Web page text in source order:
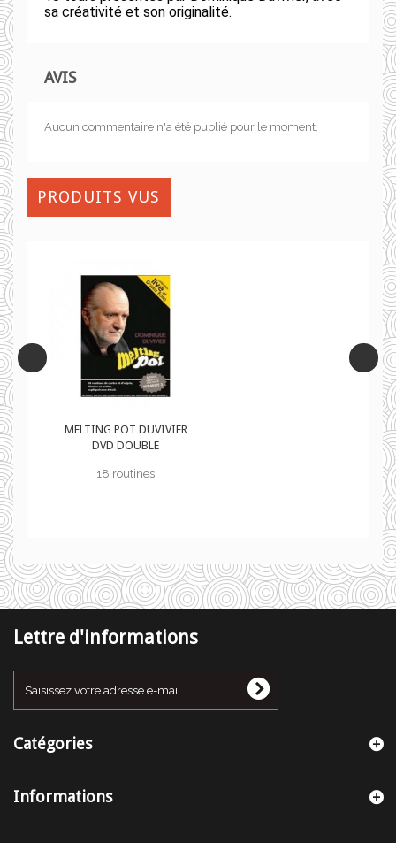
sa créativité et son originalité.
AVIS
Aucun commentaire n'a été publié pour le moment.
PRODUITS VUS
MELTING POT DUVIVIER
DVD DOUBLE
18 routines
Lettre d'informations
Catégories
Informations